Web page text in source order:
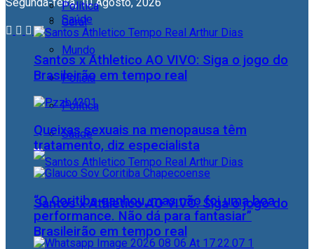
Geral
Mundo
Polícia
Política
Saúde
Santos x Athletico AO VIVO: Siga o jogo do
Brasileirão em tempo real
Política
Saúde
Santos x Athletico AO VIVO: Siga o jogo do
Brasileirão em tempo real
Queixas sexuais na menopausa têm
tratamento, diz especialista
“O Coritiba ganhou, mas não foi uma boa
performance. Não dá para fantasiar”